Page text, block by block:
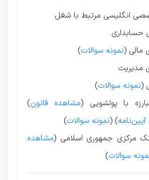
انگلیسی مرتبط با شغل
حسابداری
مالی (نمونه سوالات)
مدیریت
(نمونه سوالات)
با پولشویی (مشاهده قانون)
) (نمونه سوالات)
مرکزی جمهوری اسلامی (مشاهده
سوالات)